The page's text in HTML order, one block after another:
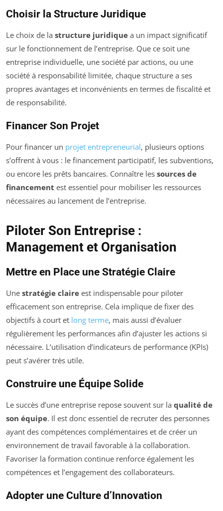
Choisir la Structure Juridique
Le choix de la structure juridique a un impact significatif
sur le fonctionnement de l’entreprise. Que ce soit une
entreprise individuelle, une société par actions, ou une
société à responsabilité limitée, chaque structure a ses
propres avantages et inconvénients en termes de fiscalité et
de responsabilité.
Financer Son Projet
Pour financer un projet entrepreneurial, plusieurs options
s’offrent à vous : le financement participatif, les subventions,
ou encore les prêts bancaires. Connaître les sources de
financement est essentiel pour mobiliser les ressources
nécessaires au lancement de l’entreprise.
Piloter Son Entreprise :
Management et Organisation
Mettre en Place une Stratégie Claire
Une stratégie claire est indispensable pour piloter
efficacement son entreprise. Cela implique de fixer des
objectifs à court et long terme, mais aussi d’évaluer
régulièrement les performances afin d’ajuster les actions si
nécessaire. L’utilisation d’indicateurs de performance (KPIs)
peut s’avérer très utile.
Construire une Équipe Solide
Le succès d’une entreprise repose souvent sur la qualité de
son équipe. Il est donc essentiel de recruter des personnes
ayant des compétences complémentaires et de créer un
environnement de travail favorable à la collaboration.
Favoriser la formation continue renforce également les
compétences et l’engagement des collaborateurs.
Adopter une Culture d’Innovation